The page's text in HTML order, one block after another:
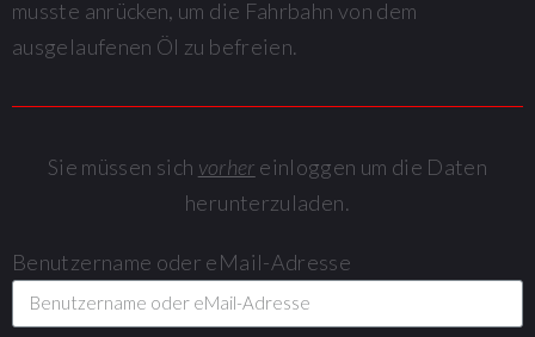
musste anrücken, um die Fahrbahn von dem
ausgelaufenen Öl zu befreien.
Sie müssen sich vorher einloggen um die Daten
herunterzuladen.
Benutzername oder eMail-Adresse